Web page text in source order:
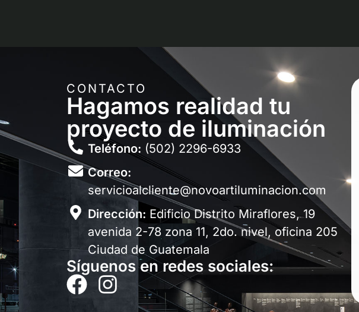
CONTACTO
Hagamos realidad tu
proyecto de iluminación
Teléfono: (502) 2296-6933
Correo:
servicioalcliente@novoartiluminacion.com
Dirección: Edificio Distrito Miraflores, 19
avenida 2-78 zona 11, 2do. nivel, oficina 205
Ciudad de Guatemala
Síguenos en redes sociales: